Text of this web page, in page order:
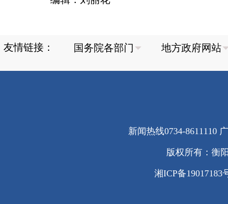
友情链接：
新闻热线0734-8611110
版权所有：衡
湘ICP备19017183